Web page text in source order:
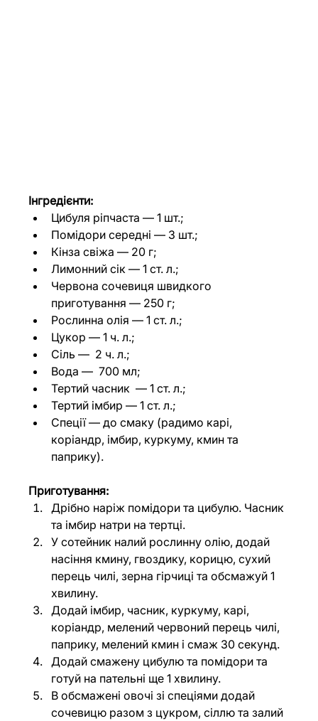
Інгредієнти:
Цибуля ріпчаста — 1 шт.;
Помідори середні — 3 шт.;
Кінза свіжа — 20 г;
Лимонний сік — 1 ст. л.;
Червона сочевиця швидкого
приготування — 250 г;
Рослинна олія — 1 ст. л.;
Цукор — 1 ч. л.;
Сіль — 2 ч. л.;
Вода — 700 мл;
Тертий часник — 1 ст. л.;
Тертий імбир — 1 ст. л.;
Спеції — до смаку (радимо карі,
коріандр, імбир, куркуму, кмин та
паприку).
Приготування:
Дрібно наріж помідори та цибулю. Часник
та імбир натри на тертці.
У сотейник налий рослинну олію, додай
насіння кмину, гвоздику, корицю, сухий
перець чилі, зерна гірчиці та обсмажуй 1
хвилину.
Додай імбир, часник, куркуму, карі,
коріандр, мелений червоний перець чилі,
паприку, мелений кмин і смаж 30 секунд.
Додай смажену цибулю та помідори та
готуй на пательні ще 1 хвилину.
В обсмажені овочі зі спеціями додай
сочевицю разом з цукром, сіллю та залий